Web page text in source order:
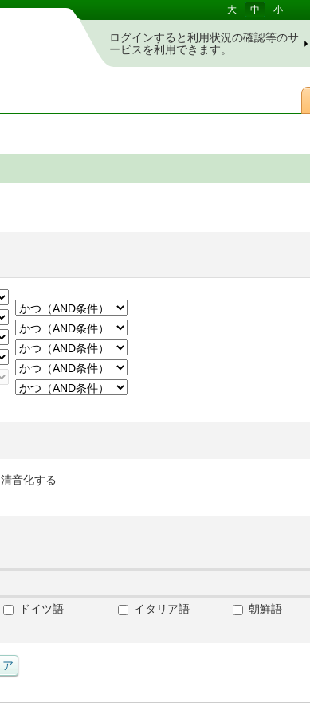
大 中 小
ログインすると利用状況の確認等のサ
ービスを利用できます。
清音化する
ドイツ語 イタリア語
朝鮮語